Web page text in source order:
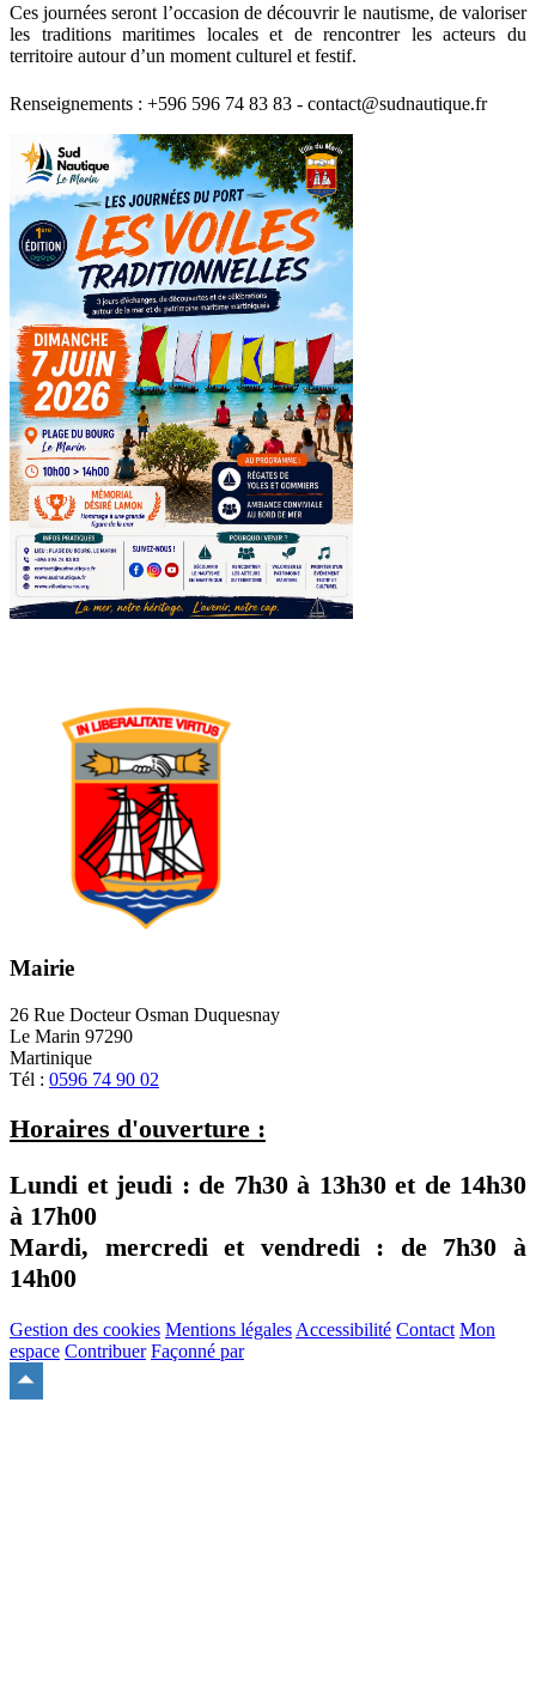
Ces journées seront l’occasion de découvrir le nautisme, de valoriser
les traditions maritimes locales et de rencontrer les acteurs du
territoire autour d’un moment culturel et festif.
Renseignements : +596 596 74 83 83 - contact@sudnautique.fr
Mairie
26 Rue Docteur Osman Duquesnay
Le Marin 97290
Martinique
Tél : 0596 74 90 02
Horaires d'ouverture :
Lundi et jeudi : de 7h30à 13h30 et de 14h30
à 17h00
Mardi, mercredi et vendredi : de 7h30 à
14h00
Gestion des cookies Mentions légales Accessibilité Contact Mon
espace Contribuer Façonné par